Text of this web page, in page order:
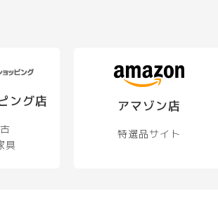
ング店
具
アマゾン店
特選品サイト